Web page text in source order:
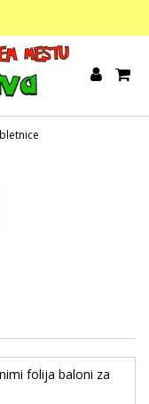
folija baloni za